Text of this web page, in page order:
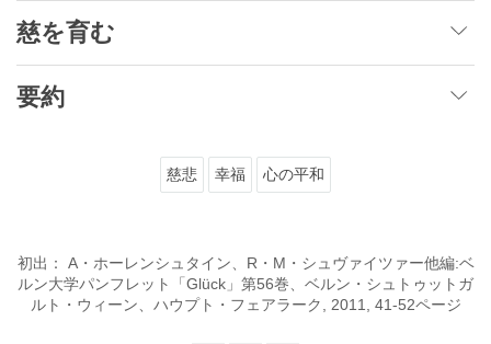
慈を育む
要約
慈悲 幸福 心の平和
初出： A・ホーレンシュタイン、R・M・シュヴァイツァー他編:ベ
ルン大学パンフレット「Glück」第56巻、ベルン・シュトゥットガ
ルト・ウィーン、ハウプト・フェアラーク, 2011, 41-52ページ